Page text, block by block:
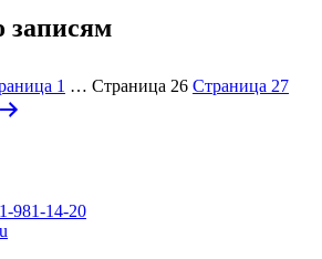
записям
1 … Страница 26 Страница 27
981-14-20